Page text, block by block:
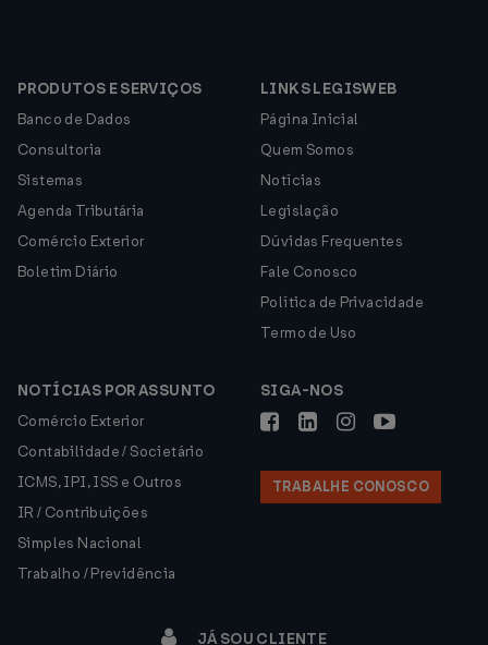
PRODUTOS E SERVIÇOS
Banco de Dados
Consultoria
Sistemas
Agenda Tributária
Comércio Exterior
Boletim Diário
LINKS LEGISWEB
Página Inicial
Quem Somos
Notícias
Legislação
Dúvidas Frequentes
Fale Conosco
Política de Privacidade
Termo de Uso
NOTÍCIAS POR ASSUNTO
Comércio Exterior
Contabilidade / Societário
ICMS, IPI, ISS e Outros
IR / Contribuições
Simples Nacional
Trabalho / Previdência
SIGA-NOS
TRABALHE CONOSCO
JÁ SOU CLIENTE